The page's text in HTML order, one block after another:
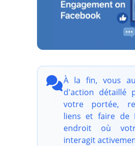
À la fin, vous
d'action détaillé
votre portée,
liens et faire de
endroit où
interagit